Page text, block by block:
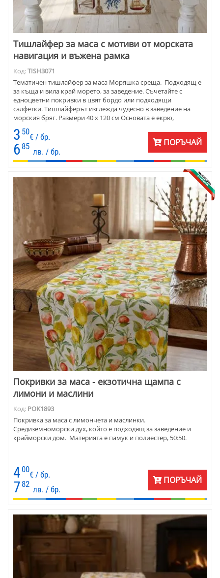
Тишлайфер за маса с мотиви от морската
навигация и въжена рамка
Код:TISH3071
Тематичен тишлайфер за маса Моряшка среща. Подходящ е
за къща и вила край морето, за заведение. Съчетайте с
едноцветни покривки в цвят бордо или подходящи
салфетки. Тишлайферът изглежда чудесно в заведение на
морския бряг. Размери 40 х 120 см Основата е екрю,
памук и полиестер.
3 50
€ / бр.
6 85
лв. / бр.
ПОРЪЧАЙ
Покривки за маса - екзотична щампа с
лимони и маслини
Код: POK1893
Покривка за маса с лимончета и маслинки.
Средиземноморски дух, който е подходящ за заведение и
крайморски дом. Материята е памук и полиестер, 50:50.
4 00
€ / бр.
7 82
лв. / бр.
ПОРЪЧАЙ